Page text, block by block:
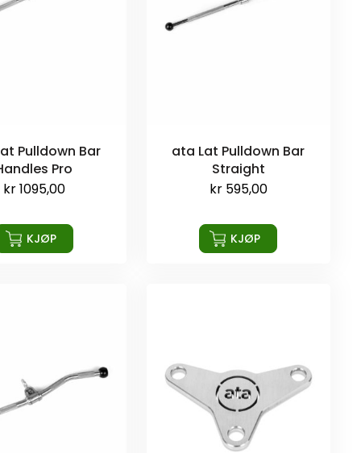
Pulldown Bar
Pro
kr1095,00
KJØP
ata Lat Pulldown Bar
Straight
kr595,00
KJØP